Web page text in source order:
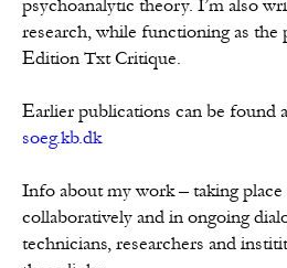
psychoanalytic theory. I’m also
research, while functioning as
Edition Txt Critique.
soeg.kb.dk
Info about my work – taking
collaboratively and in ongoing
technicians, researchers and